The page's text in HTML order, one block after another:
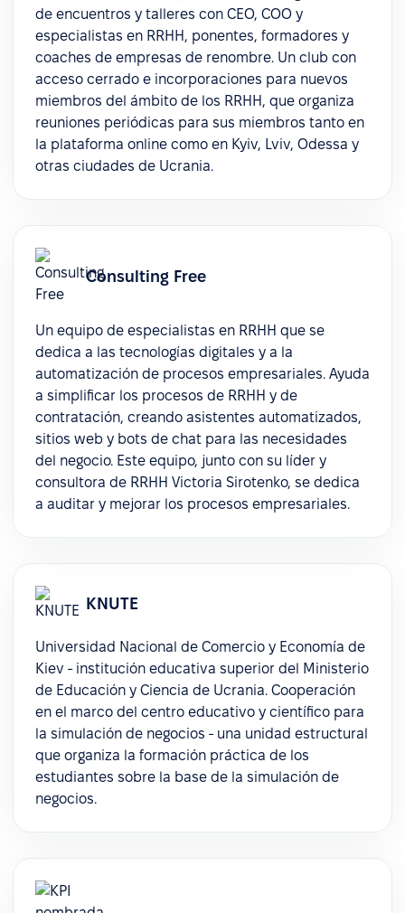
de encuentros y talleres con CEO, COO y
especialistas en RRHH, ponentes, formadores y
coaches de empresas de renombre. Un club con
acceso cerrado e incorporaciones para nuevos
miembros del ámbito de los RRHH, que organiza
reuniones periódicas para sus miembros tanto en
la plataforma online como en Kyiv, Lviv, Odessa y
otras ciudades de Ucrania.
Consulting Free
Un equipo de especialistas en RRHH que se
dedica a las tecnologías digitales y a la
automatización de procesos empresariales. Ayuda
a simplificar los procesos de RRHH y de
contratación, creando asistentes automatizados,
sitios web y bots de chat para las necesidades
del negocio. Este equipo, junto con su líder y
consultora de RRHH Victoria Sirotenko, se dedica
a auditar y mejorar los procesos empresariales.
KNUTE
Universidad Nacional de Comercio y Economía de
Kiev - institución educativa superior del Ministerio
de Educación y Ciencia de Ucrania. Cooperación
en el marco del centro educativo y científico para
la simulación de negocios - una unidad estructural
que organiza la formación práctica de los
estudiantes sobre la base de la simulación de
negocios.